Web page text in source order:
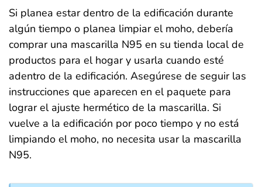
Si planea estar dentro de la edificación durante
algún tiempo o planea limpiar el moho, debería
comprar una mascarilla N95 en su tienda local de
productos para el hogar y usarla cuando esté
adentro de la edificación. Asegúrese de seguir las
instrucciones que aparecen en el paquete para
lograr el ajuste hermético de la mascarilla. Si
vuelve a la edificación por poco tiempo y no está
limpiando el moho, no necesita usar la mascarilla
N95.